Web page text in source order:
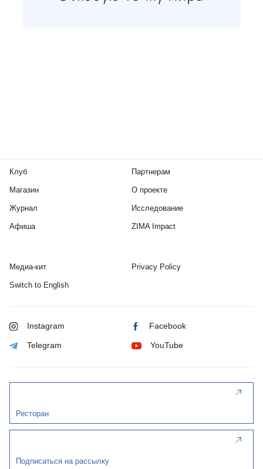
Клуб
Магазин
Журнал
Афиша
Партнерам
О проекте
Исследование
ZIMA Impact
Медиа-кит Privacy Policy
Switch to English
Instagram Facebook
Telegram YouTube
Ресторан
Подписаться на рассылку